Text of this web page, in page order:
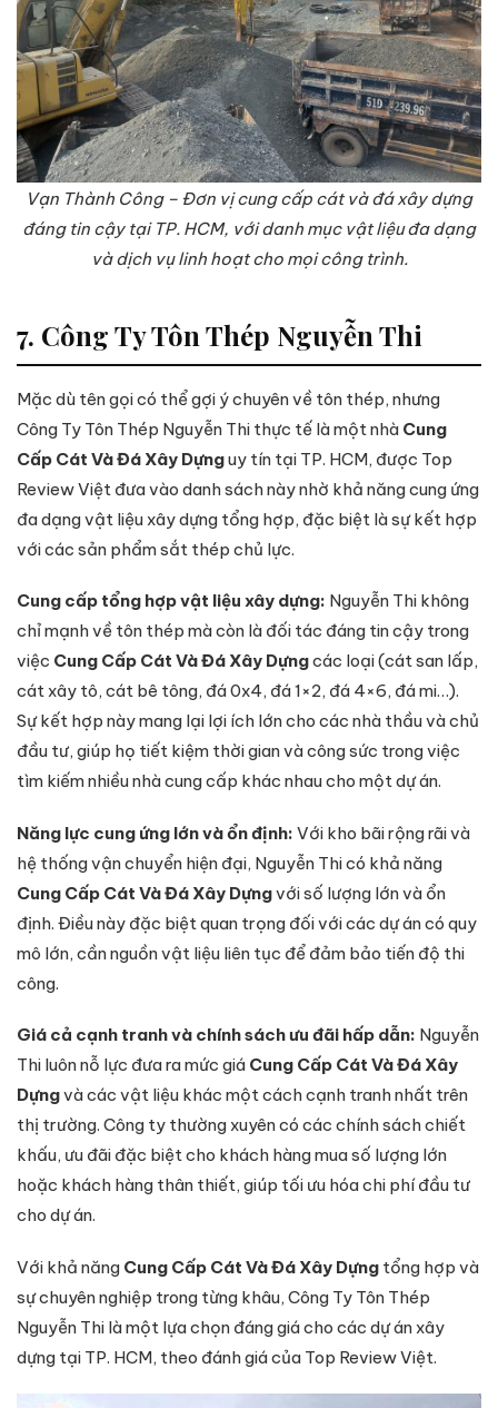
Vạn Thành Công – Đơn vị cung cấp cát và đá xây dựng
đáng tin cậy tại TP. HCM, với danh mục vật liệu đa dạng
và dịch vụ linh hoạt cho mọi công trình.
7. Công Ty Tôn Thép Nguyễn Thi
Mặc dù tên gọi có thể gợi ý chuyên về tôn thép, nhưng
Công Ty Tôn Thép Nguyễn Thi thực tế là một nhà Cung
Cấp Cát Và Đá Xây Dựnguy tín tại TP. HCM, được Top
Review Việt đưa vào danh sách này nhờ khả năng cung ứng
đa dạng vật liệu xây dựng tổng hợp, đặc biệt là sự kết hợp
với các sản phẩm sắt thép chủ lực.
Cung cấp tổng hợp vật liệu xây dựng: Nguyễn Thi không
chỉ mạnh về tôn thép mà còn là đối tác đáng tin cậy trong
việc Cung Cấp Cát Và Đá Xây Dựngcác loại (cát san lấp,
cát xây tô, cát bê tông, đá 0x4, đá 1×2, đá 4×6, đá mi…).
Sự kết hợp này mang lại lợi ích lớn cho các nhà thầu và chủ
đầu tư, giúp họ tiết kiệm thời gian và công sức trong việc
tìm kiếm nhiều nhà cung cấp khác nhau cho một dự án.
Năng lực cung ứng lớn và ổn định: Với kho bãi rộng rãi và
hệ thống vận chuyển hiện đại, Nguyễn Thi có khả năng
Cung Cấp Cát Và Đá Xây Dựngvới số lượng lớn và ổn
định. Điều này đặc biệt quan trọng đối với các dự án có quy
mô lớn, cần nguồn vật liệu liên tục để đảm bảo tiến độ thi
công.
Giá cả cạnh tranh và chính sách ưu đãi hấp dẫn: Nguyễn
Thi luôn nỗ lực đưa ra mức giá Cung Cấp Cát Và Đá Xây
Dựngvà các vật liệu khác một cách cạnh tranh nhất trên
thị trường. Công ty thường xuyên có các chính sách chiết
khấu, ưu đãi đặc biệt cho khách hàng mua số lượng lớn
hoặc khách hàng thân thiết, giúp tối ưu hóa chi phí đầu tư
cho dự án.
Với khả năng Cung Cấp Cát Và Đá Xây Dựng tổng hợp và
sự chuyên nghiệp trong từng khâu, Công Ty Tôn Thép
Nguyễn Thi là một lựa chọn đáng giá cho các dự án xây
dựng tại TP. HCM, theo đánh giá của Top Review Việt.